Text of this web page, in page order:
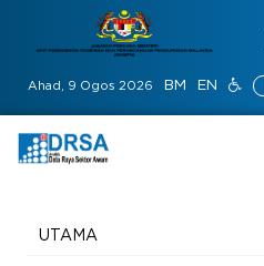
Ahad, 9 Ogos 2026 BM EN
UTAMA